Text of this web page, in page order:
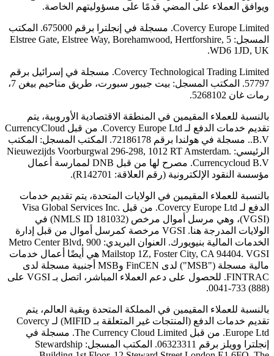
ويوافق العملاء على المضي قدمًا على مسؤوليتهم الخاصة.
Covercy Europe Limited. مسجلة في إنجلترا برقم 675000. المكتب
المسجل: 5 Elstree Gate, Elstree Way, Borehamwood, Hertforshire,
WD6 1JD, UK.
Covercy Technological Trading Limited. مسجلة في إسرائيل برقم
57797. المكتب المسجل: بيت جيبور سبورت، طريق مناحيم بيغن 7،
رمات غان 5268102.
بالنسبة للعملاء المقيمين في المنطقة الاقتصادية الأوروبية، يتم
تقديم خدمات الدفع لـ Covercy Europe Ltd. من قبل CurrencyCloud
B.V.. مسجلة في هولندا برقم 72186178. المكتب المسجل: المكتب
الرئيسي: Nieuwezijds Voorburgwal 296-298, 1012 RT Amsterdam.
Currencycloud B.V. مصرح لها من قبل DNB لممارسة أعمال
مؤسسة النقود الإلكترونية (رقم العلاقة: R142701).
بالنسبة للعملاء المقيمين في الولايات المتحدة، يتم تقديم خدمات
الدفع لـ Covercy Europe Ltd. من قبل Visa Global Services Inc.
(VGSI)، وهي مرسل أموال مرخص (NMLS ID 181032) في
الولايات المدرجة هنا. VGSI مرخصة كمرسل أموال من قبل إدارة
الخدمات المالية بنيويورك. العنوان البريدي: 900 Metro Center Blvd,
Mailstop 1Z, Foster City, CA 94404. VGSI هي أيضًا أعمال خدمات
مالية مسجلة ("MSB") لدى FinCEN وMSB أجنبية مسجلة لدى
FINTRAC. للحصول على دعم العملاء المباشر، اتصل بـ VGSI على
(888) 733-0041.
بالنسبة للعملاء المقيمين في المملكة المتحدة وبقية العالم، يتم
تقديم خدمات الدفع (المنتجات غير المتعلقة بـ MIFID) لـ Covercy
Europe Ltd. من قبل The Currency Cloud Limited. مسجلة في
إنجلترا وويلز برقم 06323311. المكتب المسجل: Stewardship